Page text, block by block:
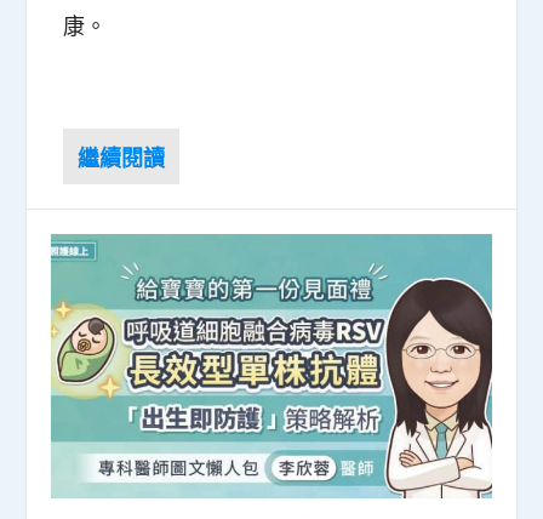
康。